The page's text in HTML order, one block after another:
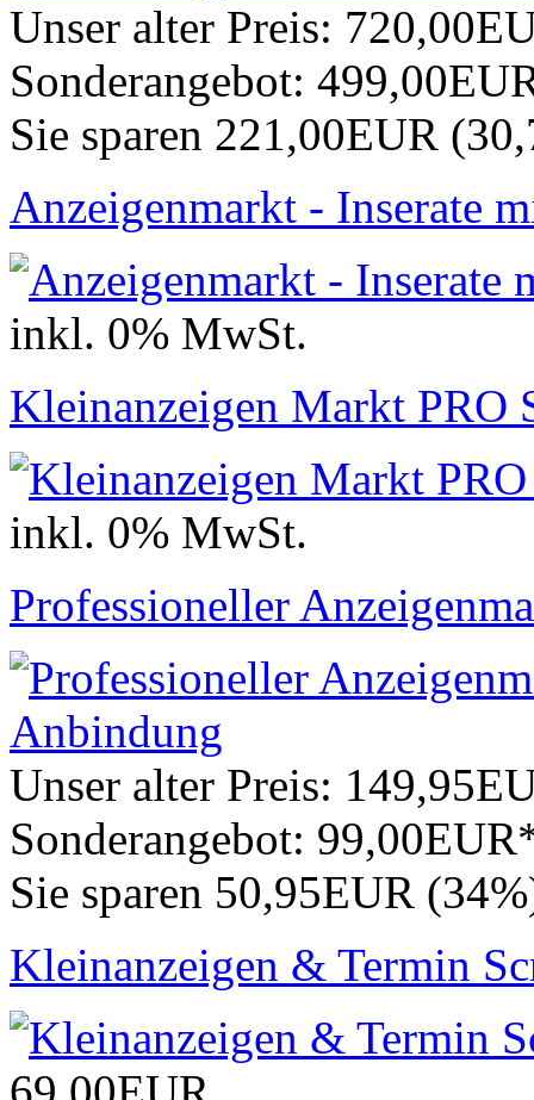
Unser alter Preis:
Sonderangebot:
Sie sparen 221,00EUR
Anzeigenmarkt - Inserate
inkl. 0% MwSt.
Kleinanzeigen Markt PRO
inkl. 0% MwSt.
Professioneller
Unser alter Preis:
Sonderangebot:
Sie sparen 50,95EUR
Kleinanzeigen & Termin